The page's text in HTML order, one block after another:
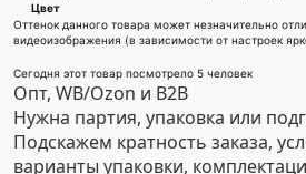
Цвет
Оттенок данного товара может незначительно
видеоизображения (в зависимости от настроек
Сегодня этот товар посмотрело 5 человек
Опт, WB/Ozon и B2B
Нужна партия, упаковка или
Подскажем кратность заказа,
варианты упаковки,